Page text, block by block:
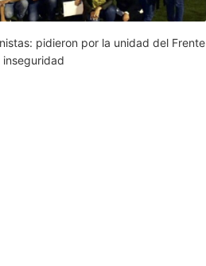
pidieron por la unidad del Frente